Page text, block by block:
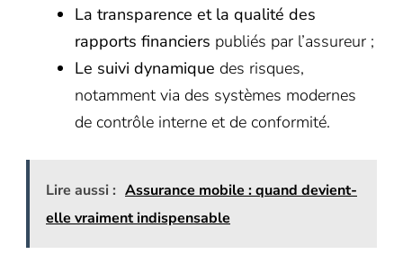
La transparence et la qualité des
rapports financiers publiés par l’assureur ;
Le suivi dynamique des risques,
notamment via des systèmes modernes
de contrôle interne et de conformité.
Lire aussi : Assurance mobile : quand devient-
elle vraiment indispensable